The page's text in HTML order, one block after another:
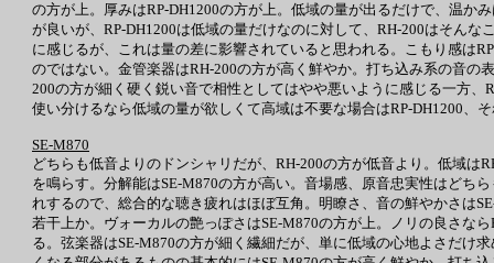
の方が上。厚みはRP-DH1200の方が上。低域の量が出るだけで、温か
が良いが、RP-DH1200は低域の量だけなのに対して、RH-200はそん
に感じるが、これは量の差に影響されていると思われる。こもり感は
のではない。金管楽器はRH-200の方が高く鮮やか。打ち込み系の音
200の方が細く硬く鋭い音で相性としてはやや悪いように感じる一方
使い分けるなら低域の量が欲しくて高域は不要な場合はRP-DH1200、
SE-M870
どちらも低音よりのドンシャリだが、RH-200の方が低音より。低域
を鳴らす。分解能はSE-M870の方が高い。音場感、原音忠実性はどち
れするので、総合的な聴き疲れはほぼ互角。明瞭さ、音の鮮やかさは
若干上か。ヴォーカルの艶っぽさはSE-M870の方が上。ノリの良さな
る。弦楽器はSE-M870の方が細く繊細だが、単に低域の心地よさだけ